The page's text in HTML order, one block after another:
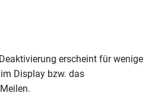
erscheint für wenige
Display bzw. das